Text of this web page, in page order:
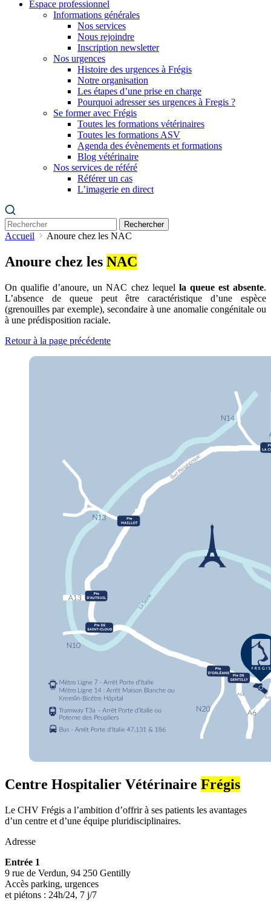
Espace professionnel
Informations générales
Nos services
Nous rejoindre
Inscription newsletter
Nos urgences
Histoire des urgences à Frégis
Notre organisation
Les étapes d’une prise en charge
Pourquoi adresser ses urgences à Fregis ?
Se former avec Frégis
Toutes les formations vétérinaires
Toutes les formations ASV
Agenda des évènements et formations
Blog vétérinaire
Nos services de référé
Référer un cas
L’imagerie en direct
Rechercher
Accueil Anoure chez les NAC
Anoure chez les NAC
On qualifie d’anoure, un NAC chez lequel la queue est absente.
L’absence de queue peut être caractéristique d’une espèce
(grenouilles par exemple), secondaire à une anomalie congénitale ou
à une prédisposition raciale.
Retour à la page précédente
Centre Hospitalier Vétérinaire Frégis
Le CHV Frégis a l’ambition d’offrir à ses patients les avantages
d’un centre et d’une équipe pluridisciplinaires.
Adresse
Entrée 1
9 rue de Verdun, 94 250 Gentilly
Accès parking, urgences
et piétons : 24h/24, 7 j/7